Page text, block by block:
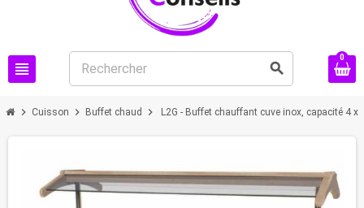
view_headline search
0
chevron_right Cuisson chevron_right Buffet chaud chevron_right L2G - Buffet chauffant cuve inox, capacité 4 x